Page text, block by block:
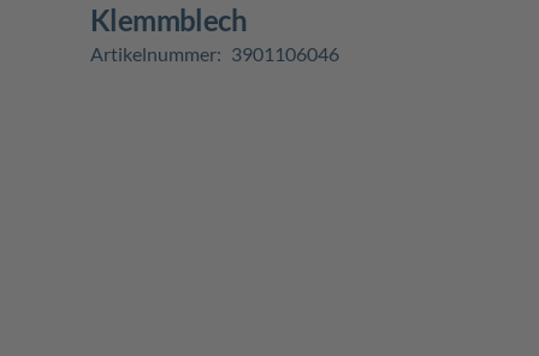
Klemmblech
Artikelnummer: 3901106046